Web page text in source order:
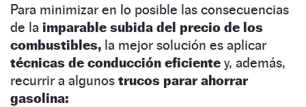
Para minimizar en lo posible las consecuencias
de la imparable subida del precio de los
combustibles, la mejor solución es aplicar
técnicas de conducción eficiente y, además,
recurrir a algunos trucos parar ahorrar
gasolina: